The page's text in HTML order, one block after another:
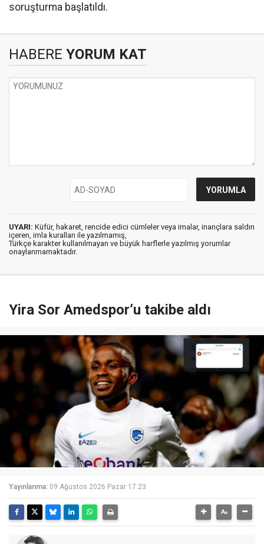
soruşturma başlatıldı.
HABERE YORUM KAT
UYARI: Küfür, hakaret, rencide edici cümleler veya imalar, inançlara saldırı
içeren, imla kuralları ile yazılmamış,
Türkçe karakter kullanılmayan ve büyük harflerle yazılmış yorumlar
onaylanmamaktadır.
Yira Sor Amedspor’u takibe aldı
Yayınlanma: 09 Ağustos 2026 Pazar 17:23